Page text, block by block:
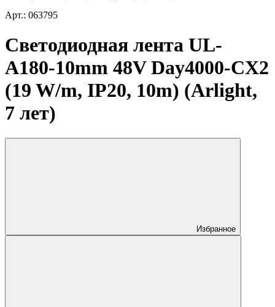
Арт.: 063795
Светодиодная лента UL-
A180-10mm 48V Day4000-CX2
(19 W/m, IP20, 10m) (Arlight,
7 лет)
Избранное